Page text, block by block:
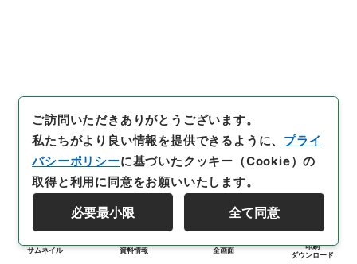
サムネイル 資料情報 全画面
印刷
ダウンロード
ご訪問いただきありがとうございます。
私たちがより良い情報を提供できるように、 プライ
バシーポリシーに基づいたクッキー（Cookie）の
取得と利用に同意をお願いいたします。
必要最小限 全て同意